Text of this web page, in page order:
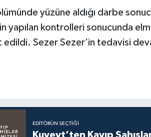
yüzüne aldığı darbe
yapılan kontrolleri sonucunda
Sezer Sezer’in tedavisi
EDITÖRÜN SEÇTIĞI
Kuveyt’ten Kayıp